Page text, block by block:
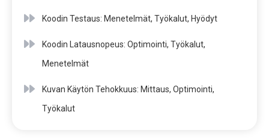
Koodin Testaus: Menetelmät, Työkalut, Hyödyt
Koodin Latausnopeus: Optimointi, Työkalut,
Menetelmät
Kuvan Käytön Tehokkuus: Mittaus, Optimointi,
Työkalut